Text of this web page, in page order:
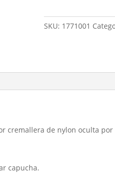
SKU: 1771001
cremallera de nylon oculta
capucha.